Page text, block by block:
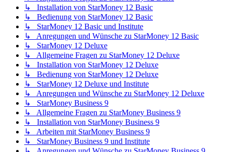
↳ Installation von StarMoney 12 Basic
↳ Bedienung von StarMoney 12 Basic
↳ StarMoney 12 Basic und Institute
↳ Anregungen und Wünsche zu StarMoney 12 Basic
↳ StarMoney 12 Deluxe
↳ Allgemeine Fragen zu StarMoney 12 Deluxe
↳ Installation von StarMoney 12 Deluxe
↳ Bedienung von StarMoney 12 Deluxe
↳ StarMoney 12 Deluxe und Institute
↳ Anregungen und Wünsche zu StarMoney 12 Deluxe
↳ StarMoney Business 9
↳ Allgemeine Fragen zu StarMoney Business 9
↳ Installation von StarMoney Business 9
↳ Arbeiten mit StarMoney Business 9
↳ StarMoney Business 9 und Institute